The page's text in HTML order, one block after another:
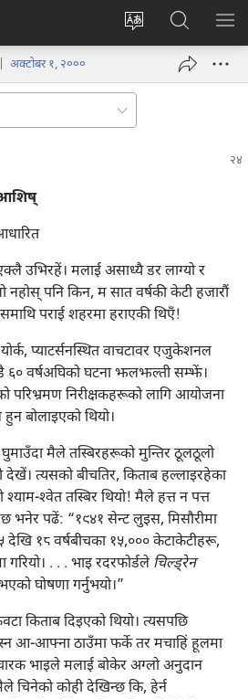
वेब
परिवर्तन
गर्ने
प्रवेश
(ब्राउजरको
नयाँ
JW.ORG
मा
खोज्नुहोस्‌
मेनु
अक्टोबर १, २०००
उभिरहें। मलाई असाध्यै डर लाग्यो र
नहोस्‌ पनि किन, म सात वर्षकी केटी हजारौं
पराई शहरमा हराएकी थिएँ!
प्याटर्सनस्थित वाचटावर एजुकेशनल
६० वर्षअघिको घटना झलझल्ती सम्झें।
परिभ्रमण निरीक्षकहरूको लागि आयोजना
हुन बोलाइएको थियो।
घुमाउँदा मैले तस्बिरहरूको मुन्तिर ठूलठूलो
त्यसको बीचतिर, किताब हल्लाइरहेका
श्‍वेत तस्बिर थियो! मैले हत्त न पत्त
भनेर पढें: “१९४१ सेन्ट लुइस, मिसौरीमा
देखि १८ वर्षबीचका १५,००० केटाकेटीहरू,
. . . भाइ रदरफोर्डले चिल्ड्रेन
घोषणा गर्नुभयो।”
किताब दिइएको थियो। त्यसपछि
आ-आफ्ना ठाउँमा फर्के तर मचाहिं हूलमा
भाइले मलाई बोकेर अग्लो अनुदान
चिनेको कोही देखिन्छ कि, हेर्न